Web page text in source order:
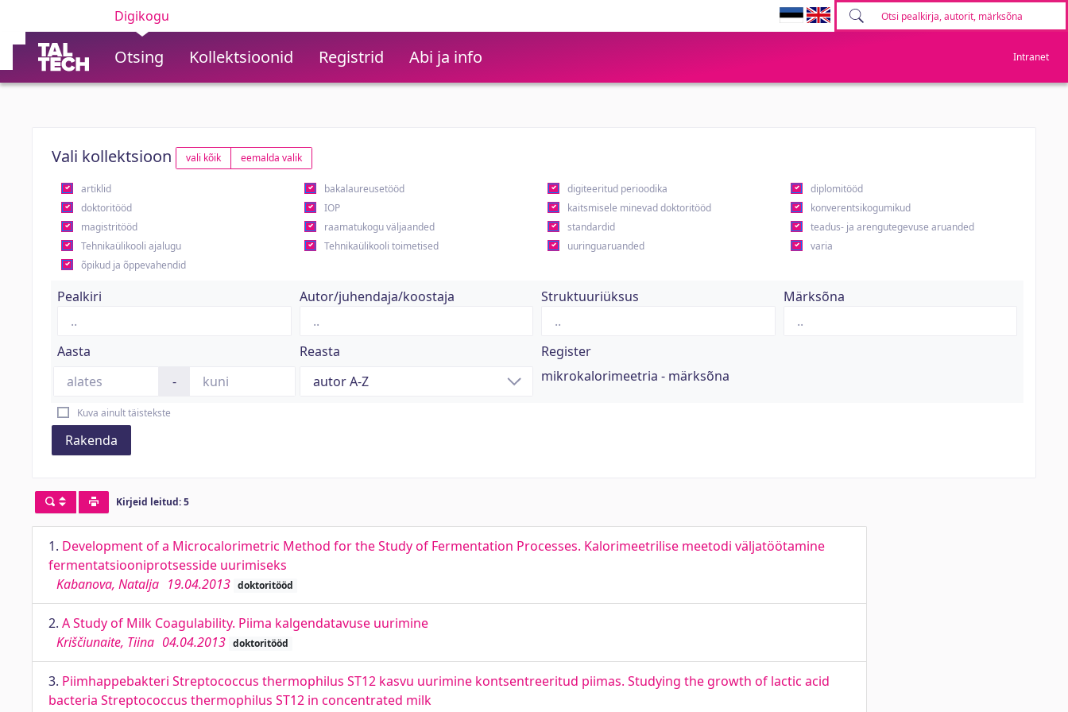
Digikogu
Otsing Kollektsioonid Registrid Abi ja info Intranet
Vali kollektsioon vali kõik eemalda valik
artiklid bakalaureusetööd digiteeritud perioodika
diplomitööd
doktoritööd
IOP kaitsmisele minevad doktoritööd
konverentsikogumikud
magistritööd
raamatukogu väljaanded standardid
teadus- ja arengutegevuse aruanded
Tehnikaülikooli ajalugu
Tehnikaülikooli toimetised uuringuaruanded
varia
õpikud ja õppevahendid
Pealkiri Autor/juhendaja/koostaja Struktuuriüksus Märksõna
Aasta
-
Reasta
Register
mikrokalorimeetria - märksõna
Kuva ainult täistekste
Rakenda
Kirjeid leitud: 5
1. Development of a Microcalorimetric Method for the Study of Fermentation Processes. Kalorimeetrilise meetodi väljatöötamine
fermentatsiooniprotsesside uurimiseks
Kabanova, Natalja 19.04.2013 doktoritööd
2. A Study of Milk Coagulability. Piima kalgendatavuse uurimine
Kriščiunaite, Tiina 04.04.2013 doktoritööd
3. Piimhappebakteri Streptococcus thermophilus ST12 kasvu uurimine kontsentreeritud piimas. Studying the growth of lactic acid
bacteria Streptococcus thermophilus ST12 in concentrated milk